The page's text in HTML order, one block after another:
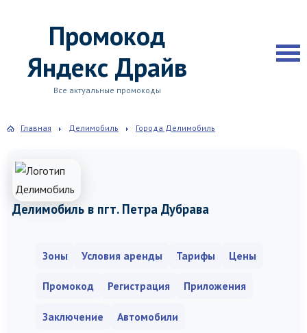
Промокод
Яндекс Драйв
Все актуальные промокоды
Главная Делимобиль Города Делимобиль
Делимобиль в пгт. Петра Дубрава
Зоны Условия аренды Тарифы Цены
Промокод Регистрация Приложения
Заключение Автомобили